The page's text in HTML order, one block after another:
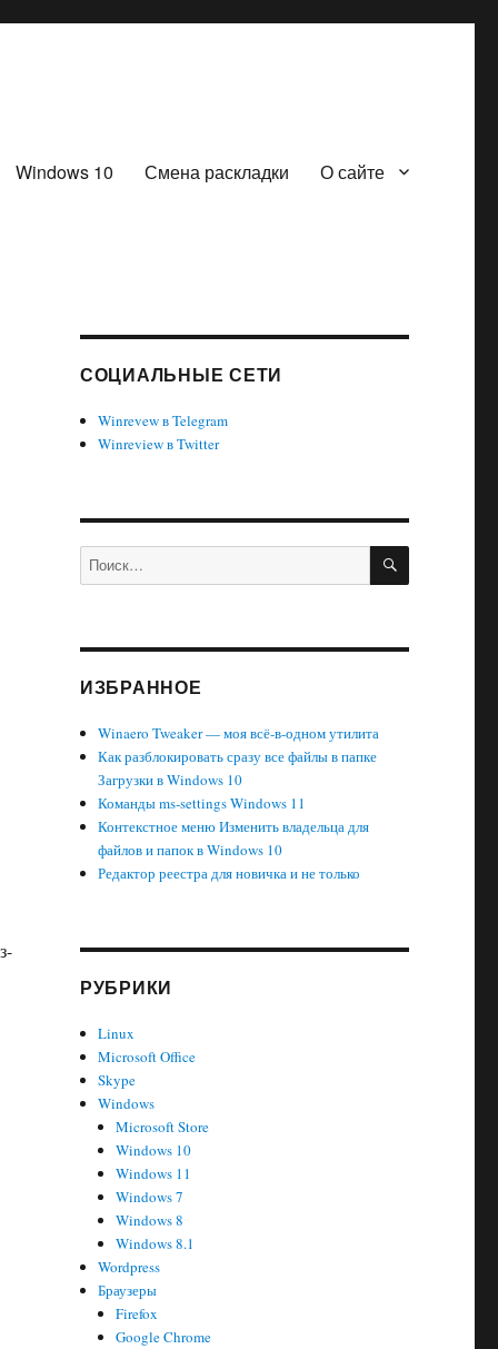
Windows 10 Смена раскладки О сайте
СОЦИАЛЬНЫЕ СЕТИ
Winrevew в Telegram
Winreview в Twitter
Искать: ПОИСК
ИЗБРАННОЕ
Winaero Tweaker — моя всё-в-одном утилита
Как разблокировать сразу все файлы в папке
Загрузки в Windows 10
Команды ms-settings Windows 11
Контекстное меню Изменить владельца для
файлов и папок в Windows 10
Редактор реестра для новичка и не только
РУБРИКИ
Linux
Microsoft Office
Skype
Windows
Microsoft Store
Windows 10
Windows 11
Windows 7
Windows 8
Windows 8.1
Wordpress
Браузеры
Firefox
Google Chrome